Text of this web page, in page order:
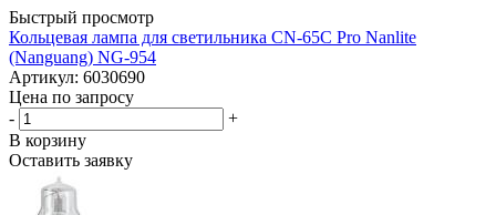
Быстрый просмотр
Кольцевая лампа для светильника CN-65C Pro Nanlite
(Nanguang) NG-954
Артикул: 6030690
Цена по запросу
-
+
В корзину
Оставить заявку